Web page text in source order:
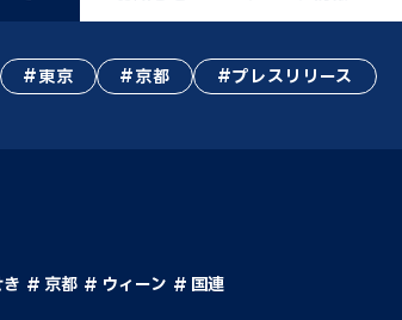
東京 京都 プレスリリース
京都 ウィーン 国連